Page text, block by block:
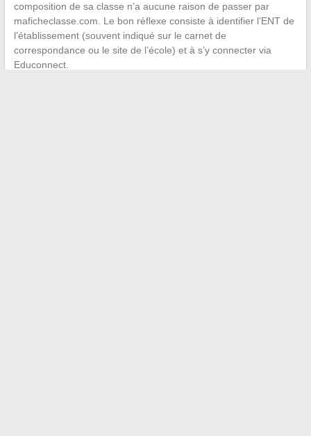
composition de sa classe n’a aucune raison de passer par
maficheclasse.com. Le bon réflexe consiste à identifier l’ENT de
l’établissement (souvent indiqué sur le carnet de
correspondance ou le site de l’école) et à s’y connecter via
Educonnect.